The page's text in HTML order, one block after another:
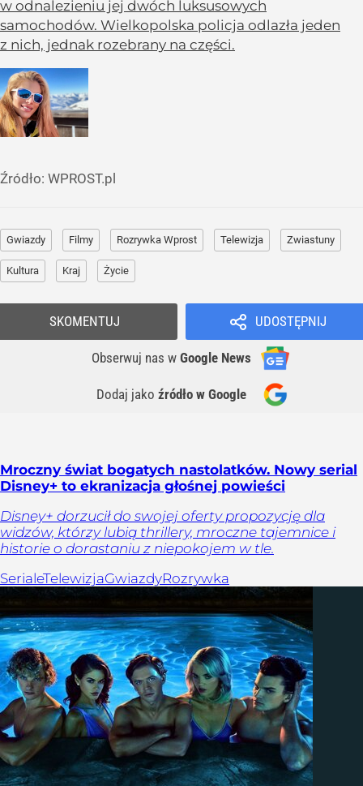
w odnalezieniu jej dwóch luksusowych
samochodów. Wielkopolska policja odlazła jeden
z nich, jednak rozebrany na części.
Źródło: WPROST.pl
Gwiazdy Filmy Rozrywka Wprost Telewizja Zwiastuny
Kultura Kraj Życie
UDOSTĘPNIJ
Obserwuj nas w Google News
Dodaj jako źródło w Google
SKOMENTUJ
Mroczny świat bogatych nastolatków. Nowy serial
Disney+ to ekranizacja głośnej powieści
Disney+ dorzucił do swojej oferty propozycję dla
widzów, którzy lubią thrillery, mroczne tajemnice i
historie o dorastaniu z niepokojem w tle.
SerialeTelewizjaGwiazdyRozrywka